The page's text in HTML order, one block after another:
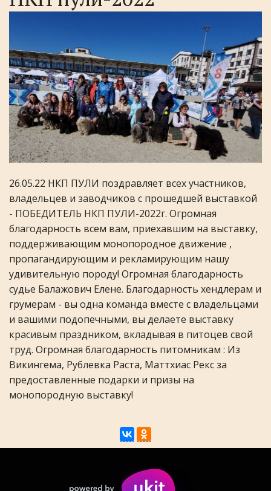
26.05.22 НКП ПУЛИ поздравляет всех участников,
владельцев и заводчиков с прошедшей выставкой
- ПОБЕДИТЕЛЬ НКП ПУЛИ-2022г. Огромная
благодарность всем вам, приехавшим на выставку,
поддерживающим монопородное движение ,
пропагандирующим и рекламирующим нашу
удивительную породу! Огромная благодарность
судье Балажович Елене. Благодарность хендлерам и
грумерам - вы одна команда вместе с владельцами
и вашими подопечными, вы делаете выставку
красивым праздником, вкладывая в питоцев свой
труд. Огромная благодарность питомникам : Из
Викингема, Рублевка Раста, Маттхиас Рекс за
предоставленные подарки и призы на
монопородную выставку!